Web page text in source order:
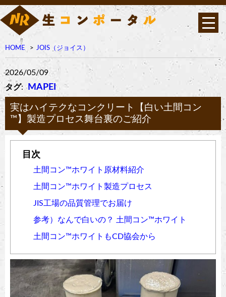
HOME JOIS（ジョイス）
2026/05/09
タグ: MAPEI
実はハイテクなコンクリート【白い土間コン
™︎】製造プロセス舞台裏のご紹介
土間コン™︎ホワイト原材料紹介
土間コン™︎ホワイト製造プロセス
JIS工場の品質管理でお届け
参考）なんで白いの？ 土間コン™︎ホワイト
土間コン™︎ホワイトもCD協会から